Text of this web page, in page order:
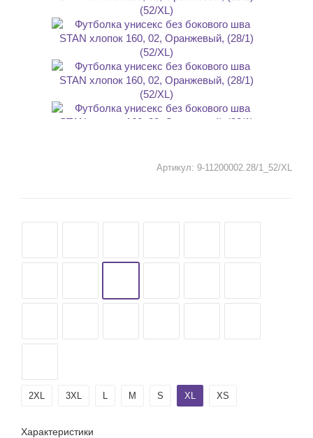
Артикул: 9-11200002.28/1_52/XL
2XL 3XL L M S XL XS
Характеристики